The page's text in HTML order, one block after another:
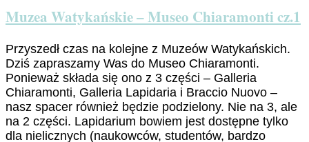
Muzea Watykańskie – Museo Chiaramonti cz.1
Przyszedł czas na kolejne z Muzeów Watykańskich.
Dziś zapraszamy Was do Museo Chiaramonti.
Ponieważ składa się ono z 3 części – Galleria
Chiaramonti, Galleria Lapidaria i Braccio Nuovo –
nasz spacer również będzie podzielony. Nie na 3, ale
na 2 części. Lapidarium bowiem jest dostępne tylko
dla nielicznych (naukowców, studentów, bardzo